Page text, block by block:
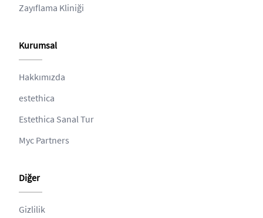
Zayıflama Kliniği
Kurumsal
Hakkımızda
estethica
Estethica Sanal Tur
Myc Partners
Diğer
Gizlilik